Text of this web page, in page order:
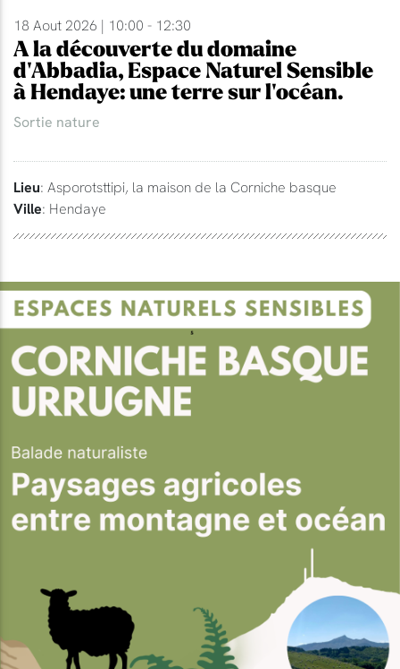
18 Aout 2026 | 10:00 - 12:30
A la découverte du domaine
d'Abbadia, Espace Naturel Sensible
à Hendaye: une terre sur l'océan.
Sortie nature
Lieu: Asporotsttipi, la maison de la Corniche basque
Ville: Hendaye